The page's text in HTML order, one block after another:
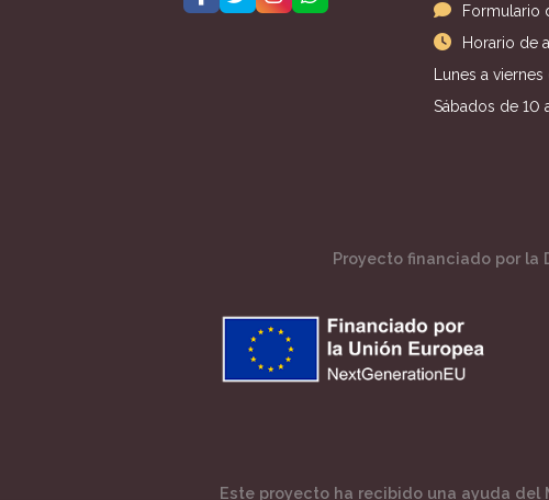
Formulario
Horario de
Lunes a
Sábados de 10
Proyecto financiado por la
Este proyecto ha recibido una ayuda del